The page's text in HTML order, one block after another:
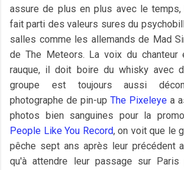
assure de plus en plus avec le temps,
fait parti des valeurs sures du
salles comme les allemands de Mad
de The Meteors. La voix du chanteur
rauque, il doit boire du whisky avec
groupe est toujours aussi
photographe de pin-up The Pixeleye a
photos bien sanguines pour la
People Like You Record, on voit que le
pêche sept ans après leur précédent
qu'à attendre leur passage sur Paris